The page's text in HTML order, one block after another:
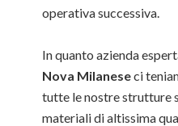
operativa successiva.
In quanto azienda
Nova Milaneseci
tutte le nostre strutture
materiali di altissima